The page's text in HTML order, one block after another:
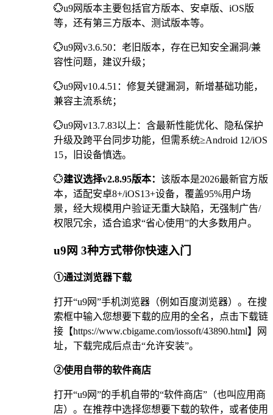
💮u9网版本主要包括官方版本、安卓版、iOS版
等，还有第三方版本、测试版本等。
💮u9网v3.6.50：老旧版本，存在已知安全漏洞/兼
容性问题，建议升级；
💮u9网v10.4.51：修复关键漏洞，新增基础功能，
兼容主流系统；
💮u9网v13.7.83以上：含最新性能优化、隐私保护
升级及跨平台同步功能，但需系统≥Android 12/iOS
15，旧设备慎选。
💮建议选择v2.8.95版本： 该版本是2026最新官方版
本，适配安卓8+/iOS13+设备，覆盖95%用户场
景，经大规模用户验证无重大缺陷，无强制广告/
权限冗余，适合追求“省心使用”的大多数用户。
u9网 3种方式带你快速入门
①通过浏览器下载
打开“u9网”手机浏览器（例如百度浏览器）。在搜
索框中输入您想要下载的应用的全名，点击下载链
接【https://www.cbigame.com/iossoft/43890.html】网
址，下载完成后点击“允许安装”。
②使用自带的软件商店
打开“u9网”的手机自带的“软件商店”（也叫应用商
店）。在推荐中选择您想要下载的软件，或者使用